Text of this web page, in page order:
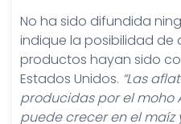
No ha sido difundida
indique la posibilidad de
productos hayan sido
Estados Unidos. “Las
producidas por el moho
puede crecer en el maíz